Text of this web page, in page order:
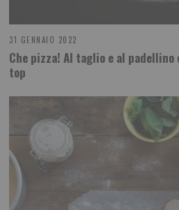
31 GENNAIO 2022
Che pizza! Al taglio e al
top